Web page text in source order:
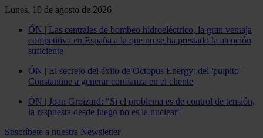
Lunes, 10 de agosto de 2026
ÓN | Las centrales de bombeo hidroeléctrico, la gran ventaja
competitiva en España a la que no se ha prestado la atención
suficiente
ÓN | El secreto del éxito de Octopus Energy: del 'pulpito'
Constantine a generar confianza en el cliente
ÓN | Joan Groizard: "Si el problema es de control de tensión,
la respuesta desde luego no es la nuclear"
Suscríbete a nuestra Newsletter